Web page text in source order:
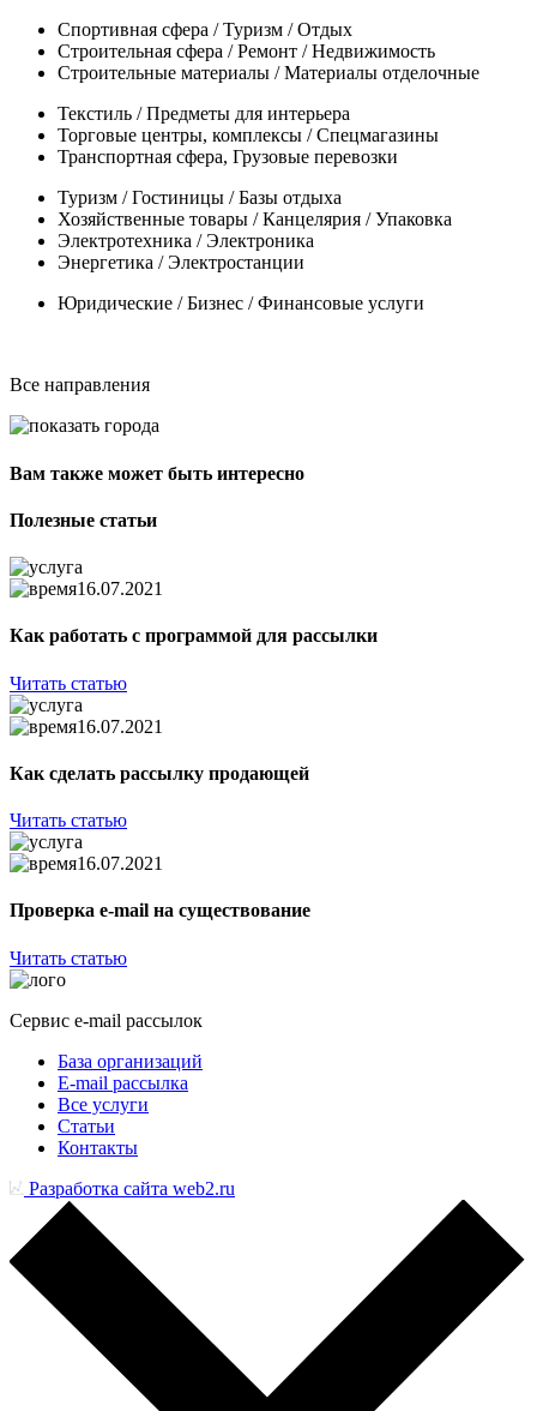
Спортивная сфера / Туризм / Отдых
Строительная сфера / Ремонт / Недвижимость
Строительные материалы / Материалы отделочные
Текстиль / Предметы для интерьера
Торговые центры, комплексы / Спецмагазины
Транспортная сфера, Грузовые перевозки
Туризм / Гостиницы / Базы отдыха
Хозяйственные товары / Канцелярия / Упаковка
Электротехника / Электроника
Энергетика / Электростанции
Юридические / Бизнес / Финансовые услуги
Все направления
Вам также может быть интересно
Полезные статьи
16.07.2021
Как работать с программой для рассылки
Читать статью
16.07.2021
Как сделать рассылку продающей
Читать статью
16.07.2021
Проверка e-mail на существование
Читать статью
Сервис e-mail рассылок
База организаций
E-mail рассылка
Все услуги
Статьи
Контакты
Разработка сайта web2.ru